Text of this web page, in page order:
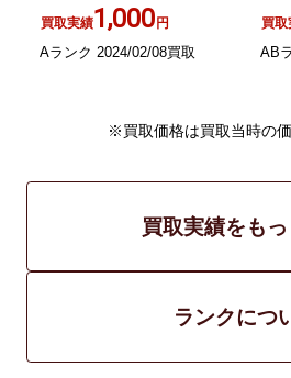
チスリーブ ニット
買取実績1,000円
Aランク 2024/02/08買取
買取
AB
※買取価格は買取当時の
買取実績をも
ランクにつ